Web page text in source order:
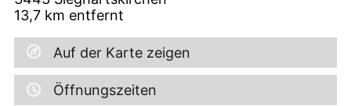
13,7 km entfernt
Auf der Karte zeigen
Öffnungszeiten